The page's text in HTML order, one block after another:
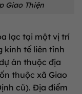
Giao Thiện
lạc tại một vị trí
kinh tế liên tỉnh
án thuộc địa
thuộc xã Giao
cũ). Địa điểm